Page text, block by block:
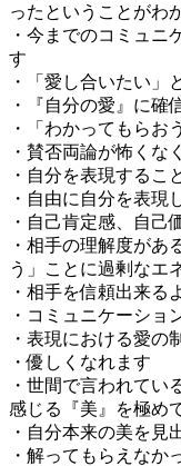
ったということがわ
・今までのコミュニ
す
・「愛し合いたい」
・『自分の愛』に確
・「わかってもらお
・賛否両論が怖くな
・自分を表現するこ
・自由に自分を表現
・自己肯定感、自己
・相手の理解度があ
う」ことに過剰なエ
・相手を信頼出来る
・コミュニケーショ
・表現における愛の
・優しくなれます
・世間で言われてい
感じる『美』を極め
・自分本来の美を見
・解ってもらえなか